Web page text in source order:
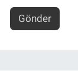
Gönder